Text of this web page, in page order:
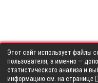
Этот сайт использует файлы
пользователя, а именно —
статистического анализа и
информацию см. на странице